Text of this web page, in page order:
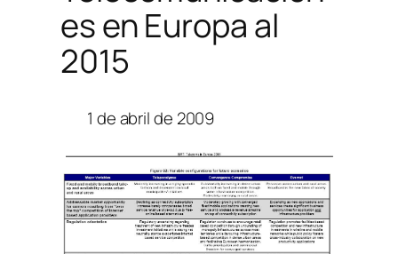
es en Europa al
2015
1 de abril de 2009